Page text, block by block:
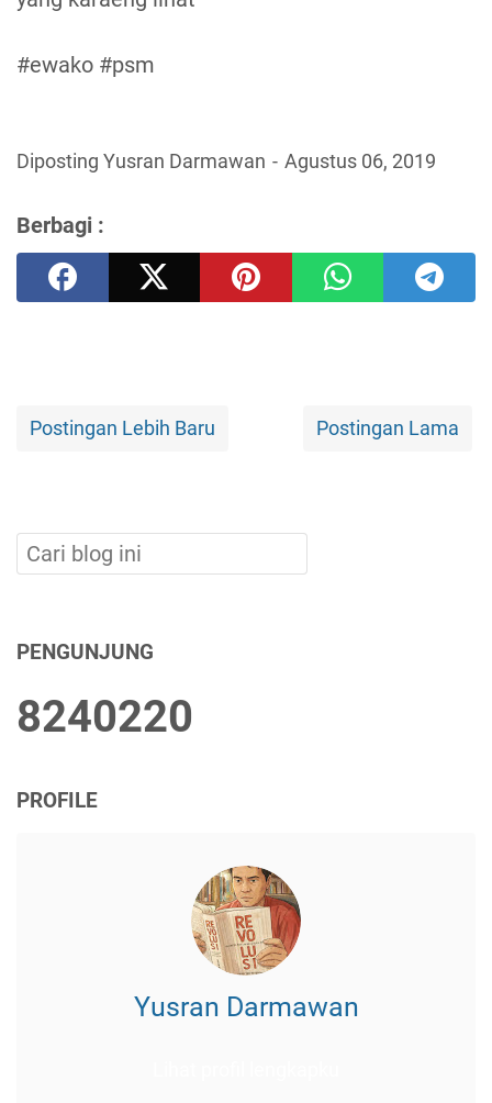
#ewako #psm
Diposting Yusran Darmawan Agustus 06, 2019
Berbagi :
Postingan Lebih Baru Postingan Lama
PENGUNJUNG
8240220
PROFILE
Yusran Darmawan